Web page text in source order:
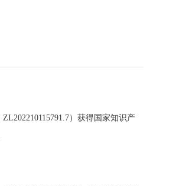
ZL202210115791.7） 获得国家知识产